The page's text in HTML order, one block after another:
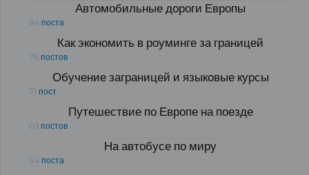
Автомобильные дороги Европы
84 поста
Как экономить в роуминге за границей
76 постов
Обучение заграницей и языковые курсы
71 пост
Путешествие по Европе на поезде
69 постов
На автобусе по миру
54 поста